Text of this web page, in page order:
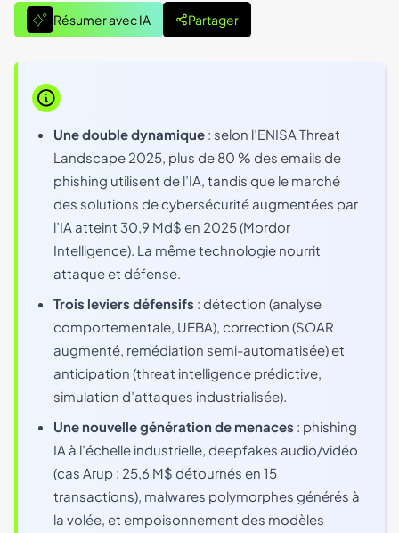
Résumer avec IA Partager
Une double dynamique : selon l’ENISA Threat
Landscape 2025, plus de 80 % des emails de
phishing utilisent de l’IA, tandis que le marché
des solutions de cybersécurité augmentées par
l’IA atteint 30,9 Md$ en 2025 (Mordor
Intelligence). La même technologie nourrit
attaque et défense.
Trois leviers défensifs : détection (analyse
comportementale, UEBA), correction (SOAR
augmenté, remédiation semi-automatisée) et
anticipation (threat intelligence prédictive,
simulation d’attaques industrialisée).
Une nouvelle génération de menaces : phishing
IA à l’échelle industrielle, deepfakes audio/vidéo
(cas Arup : 25,6 M$ détournés en 15
transactions), malwares polymorphes générés à
la volée, et empoisonnement des modèles